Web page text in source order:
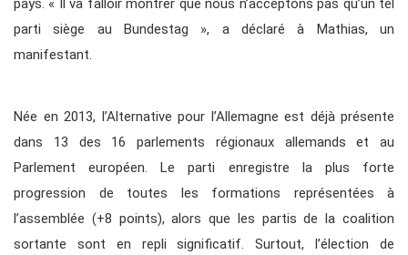
pays. « Il va falloir montrer que nous n’acceptons pas qu’un tel
parti siège au Bundestag », a déclaré à Mathias, un
manifestant.
Née en 2013, l’Alternative pour l’Allemagne est déjà présente
dans 13 des 16 parlements régionaux allemands et au
Parlement européen. Le parti enregistre la plus forte
progression de toutes les formations représentées à
l’assemblée (+8 points), alors que les partis de la coalition
sortante sont en repli significatif. Surtout, l’élection de